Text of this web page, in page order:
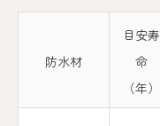
防水材
目安寿
命
（年）